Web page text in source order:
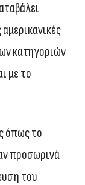
κατηγοριών
με το
όπως το
προσωρινά
του